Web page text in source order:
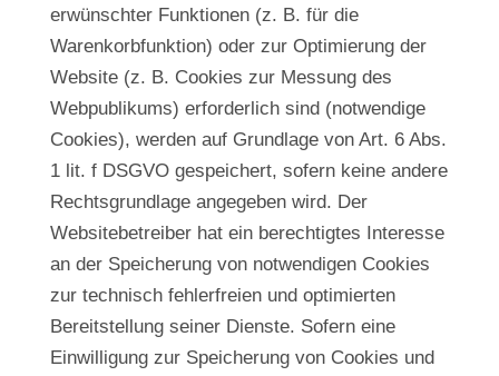
erwünschter Funktionen (z. B. für die
Warenkorbfunktion) oder zur Optimierung der
Website (z. B. Cookies zur Messung des
Webpublikums) erforderlich sind (notwendige
Cookies), werden auf Grundlage von Art. 6 Abs.
1 lit. f DSGVO gespeichert, sofern keine andere
Rechtsgrundlage angegeben wird. Der
Websitebetreiber hat ein berechtigtes Interesse
an der Speicherung von notwendigen Cookies
zur technisch fehlerfreien und optimierten
Bereitstellung seiner Dienste. Sofern eine
Einwilligung zur Speicherung von Cookies und